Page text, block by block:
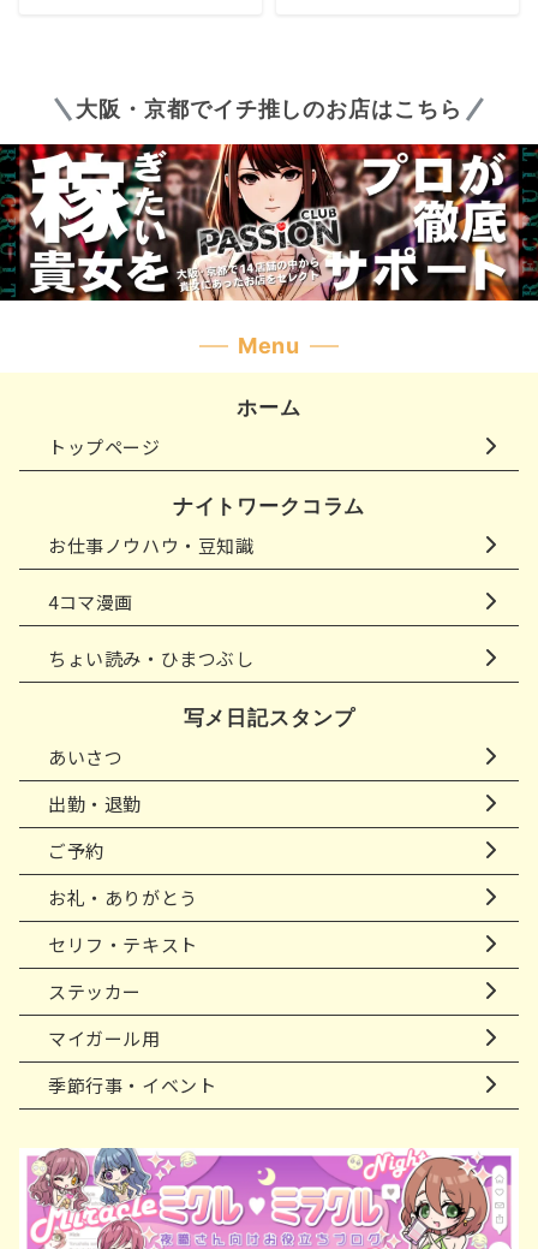
大阪・京都でイチ推しのお店はこちら
Menu
ホーム
トップページ
ナイトワークコラム
お仕事ノウハウ・豆知識
4コマ漫画
ちょい読み・ひまつぶし
写メ日記スタンプ
あいさつ
出勤・退勤
ご予約
お礼・ありがとう
セリフ・テキスト
ステッカー
マイガール用
季節行事・イベント